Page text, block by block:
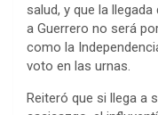
salud, y que la
a Guerrero no será
como la
voto en las urnas.
Reiteró que si llega a